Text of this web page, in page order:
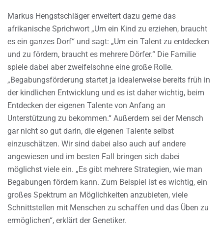
Markus Hengstschläger erweitert dazu gerne das
afrikanische Sprichwort „Um ein Kind zu erziehen, braucht
es ein ganzes Dorf“ und sagt: „Um ein Talent zu entdecken
und zu fördern, braucht es mehrere Dörfer.“ Die Familie
spiele dabei aber zweifelsohne eine große Rolle.
„Begabungsförderung startet ja idealerweise bereits früh in
der kindlichen Entwicklung und es ist daher wichtig, beim
Entdecken der eigenen Talente von Anfang an
Unterstützung zu bekommen.“ Außerdem sei der Mensch
gar nicht so gut darin, die eigenen Talente selbst
einzuschätzen. Wir sind dabei also auch auf andere
angewiesen und im besten Fall bringen sich dabei
möglichst viele ein. „Es gibt mehrere Strategien, wie man
Begabungen fördern kann. Zum Beispiel ist es wichtig, ein
großes Spektrum an Möglichkeiten anzubieten, viele
Schnittstellen mit Menschen zu schaffen und das Üben zu
ermöglichen“, erklärt der Genetiker.